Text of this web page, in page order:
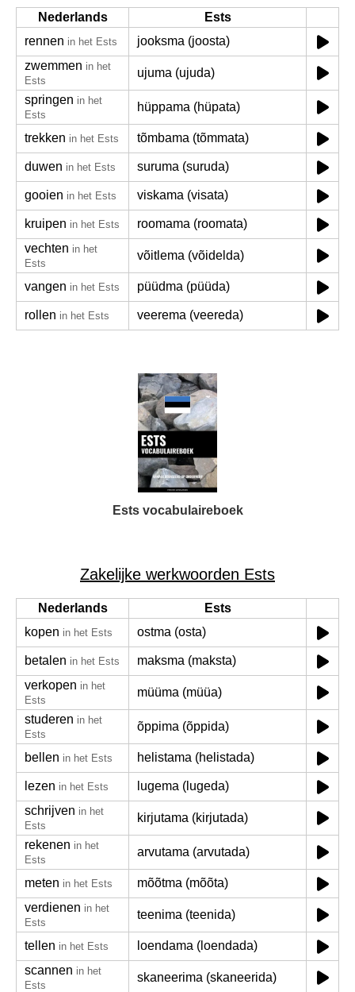
Nederlands
Ests
rennen in het Ests
jooksma (joosta)
zwemmen in het
Ests
ujuma (ujuda)
springen in het
Ests
hüppama (hüpata)
trekken in het Ests tõmbama (tõmmata)
duwen in het Ests suruma (suruda)
gooien in het Ests viskama (visata)
kruipen in het Ests
roomama (roomata)
vechten in het
Ests
võitlema (võidelda)
vangen in het Ests püüdma (püüda)
rollen in het Ests veerema (veereda)
Ests vocabulaireboek
Zakelijke werkwoorden Ests
Nederlands
Ests
kopen in het Ests ostma (osta)
betalen in het Ests
maksma (maksta)
verkopen in het
Ests
müüma (müüa)
studeren in het
Ests
õppima (õppida)
bellen in het Ests helistama (helistada)
lezen in het Ests
lugema (lugeda)
schrijven in het
Ests
kirjutama (kirjutada)
rekenen in het
Ests
arvutama (arvutada)
meten in het Ests
mõõtma (mõõta)
verdienen in het
Ests
teenima (teenida)
tellen in het Ests
loendama (loendada)
scannen in het
Ests
skaneerima (skaneerida)